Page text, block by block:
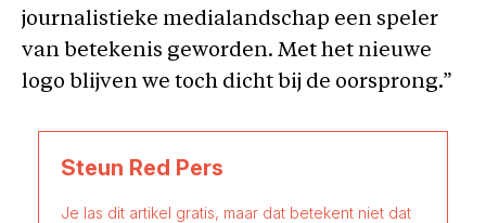
journalistieke medialandschap een speler
van betekenis geworden. Met het nieuwe
logo blijven we toch dicht bij de oorsprong.”
Steun Red Pers
Je las dit artikel gratis, maar dat betekent niet dat